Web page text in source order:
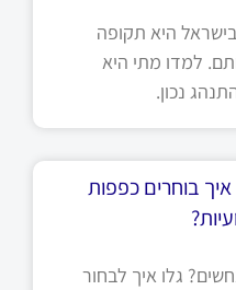
היא תקופה
למדו מתי היא
נכון.
בוחרים כפפות
גלו איך לבחור